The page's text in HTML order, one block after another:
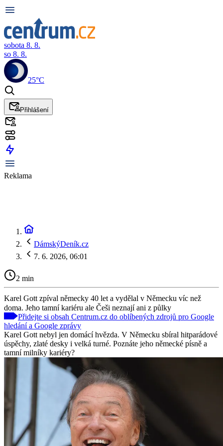
sobota 8. 8.
so 8. 8.
25°C
Přihlášení
Reklama
DámskýDeník.cz
7. 6. 2026, 06:01
2 min
Karel Gott zpíval německy 40 let a vydělal v Německu víc než
doma. Jeho tamní kariéru ale Češi neznají ani z půlky
Přidejte si obsah Centrum.cz do oblíbených zdrojů pro Google
hledání a Google zprávy
Karel Gott nebyl jen domácí hvězda. V Německu sbíral hitparádové
úspěchy, zlaté desky i velká turné. Poznáte jeho německé písně a
tamní milníky kariéry?